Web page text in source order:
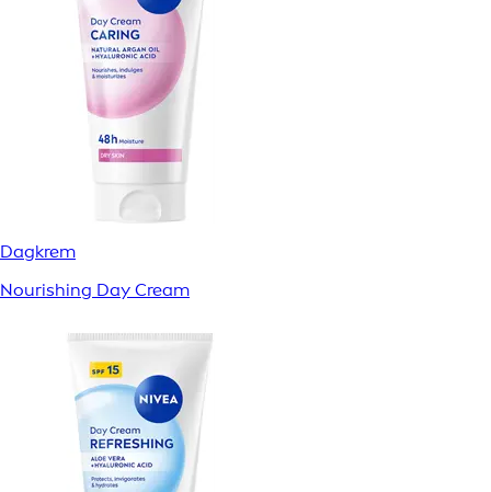
Dagkrem
Nourishing Day Cream